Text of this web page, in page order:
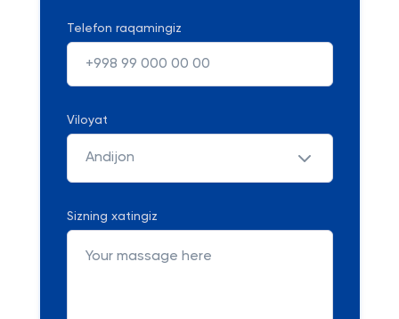
Telefon raqamingiz
Viloyat
Andijon
Sizning xatingiz